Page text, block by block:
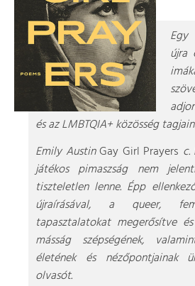
újra
és az LMBTQIA+ közösség
Emily AustinGay Girl Prayers
játékos pimaszság nem
tiszteletlen lenne. Épp
újraírásával, a queer,
tapasztalatokat megerősítve
másság szépségének,
életének és nézőpontjainak
olvasót.